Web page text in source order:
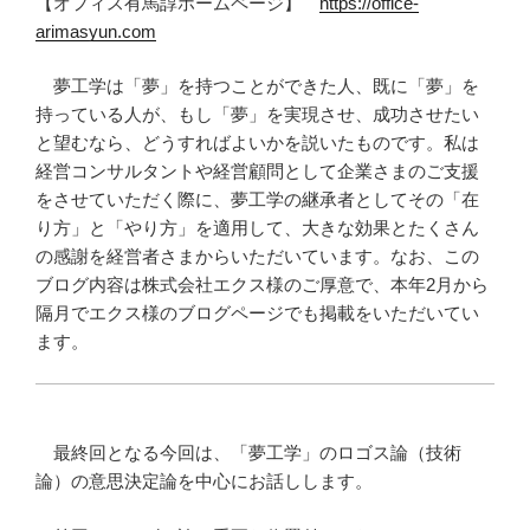
arimasyun.com
夢工学は「夢」を持つことができた人、既に「夢」を
持っている人が、もし「夢」を実現させ、成功させたい
と望むなら、どうすればよいかを説いたものです。私は
経営コンサルタントや経営顧問として企業さまのご支援
をさせていただく際に、夢工学の継承者としてその「在
り方」と「やり方」を適用して、大きな効果とたくさん
の感謝を経営者さまからいただいています。なお、この
ブログ内容は株式会社エクス様のご厚意で、本年2月から
隔月でエクス様のブログページでも掲載をいただいてい
ます。
最終回となる今回は、「夢工学」のロゴス論（技術
論）の意思決定論を中心にお話しします。